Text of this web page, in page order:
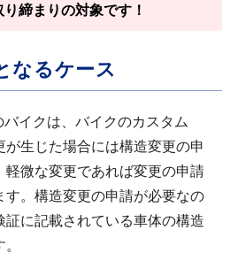
締まりの対象です！
なるケース
イクは、バイクのカスタム
が生じた場合には構造変更の申
微な変更であれば変更の申請
す。構造変更の申請が必要なの
に記載されている車体の構造